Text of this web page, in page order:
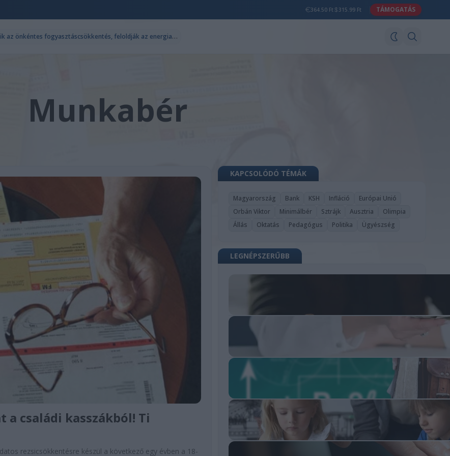
364.50 Ft 315.99 Ft TÁMOGATÁS
M
agyar Péter: péntektől megszűnik az önkéntes fogyasztáscsökkentés, feloldják az energiakorlátozásokat
Munkabér
családi kasszákból! Ti
rezsicsökkentésre készül a következő egy évben a 18-
KAPCSOLÓDÓ TÉMÁK
Magyarország Bank KSH Infláció
Európai Unió
Orbán Viktor
Minimálbér Sztrájk Ausztria
Olimpia
Állás
Oktatás Pedagógus Politika Ügyészség
LEGNÉPSZERŰBB